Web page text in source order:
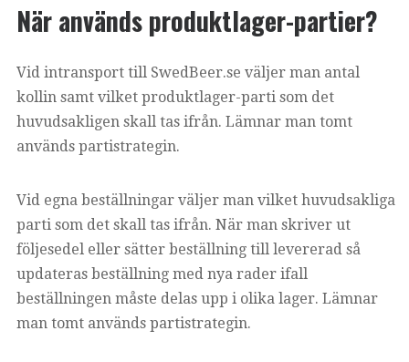
När används produktlager-partier?
Vid intransport till SwedBeer.se väljer man antal
kollin samt vilket produktlager-parti som det
huvudsakligen skall tas ifrån. Lämnar man tomt
används partistrategin.
Vid egna beställningar väljer man vilket huvudsakliga
parti som det skall tas ifrån. När man skriver ut
följesedel eller sätter beställning till levererad så
updateras beställning med nya rader ifall
beställningen måste delas upp i olika lager. Lämnar
man tomt används partistrategin.